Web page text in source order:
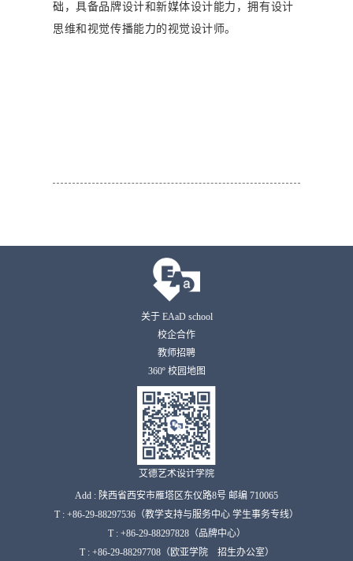
础，具备品牌设计和新媒体设计能力，拥有设计
思维和视觉传播能力的视觉设计师。
关于 EAaD school
校企合作
教师招聘
360º 校园地图
艾德艺术设计学院
Add : 陕西省西安市雁塔区东仪路8号 邮编 710065
T : +86-29-88297536（教学支持与服务中心 学生事务专线）
T : +86-29-88297828（品牌中心）
T : +86-29-88297708（欧亚学院 招生办公室）